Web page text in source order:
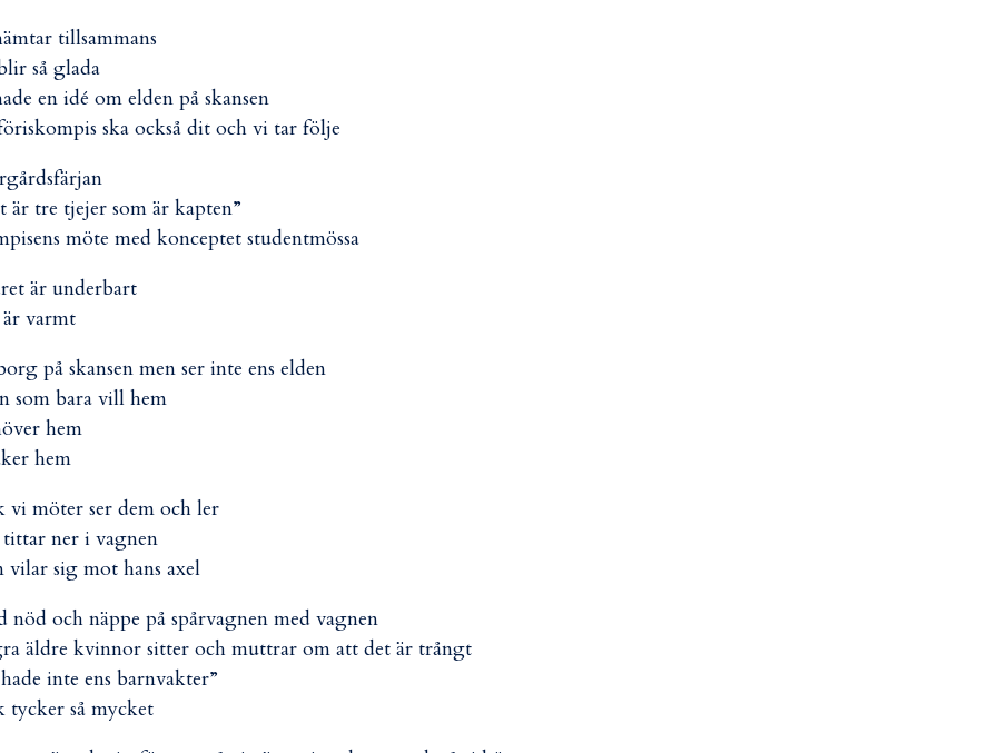
tillsammans
så glada
en idé om elden på skansen
ska också dit och vi tar följe
är tre tjejer som är kapten”
möte med konceptet studentmössa
är underbart
varmt
på skansen men ser inte ens elden
som bara vill hem
hem
hem
vi möter ser dem och ler
ner i vagnen
vilar sig mot hans axel
nöd och näppe på spårvagnen med vagnen
äldre kvinnor sitter och muttrar om att det är trångt
inte ens barnvakter”
tycker så mycket